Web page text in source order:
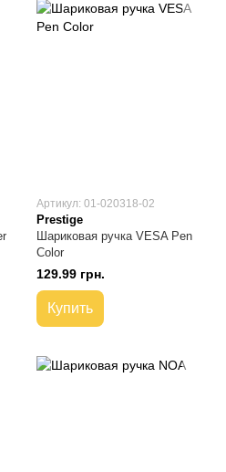
Артикул: 01-020318-02
Prestige
Шариковая ручка VESA Pen
Color
129.99 грн.
Купить